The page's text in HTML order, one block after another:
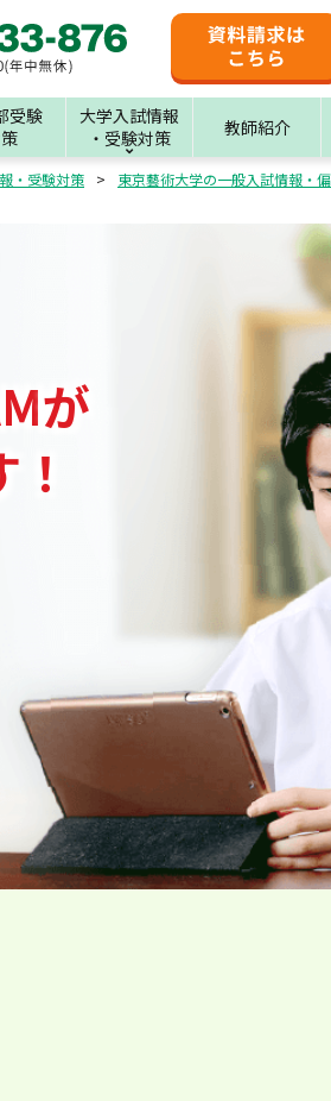
受験
大学入試情報
・受験対策
教師紹介
・受験対策
東京藝術大学の一般入試情報・
が